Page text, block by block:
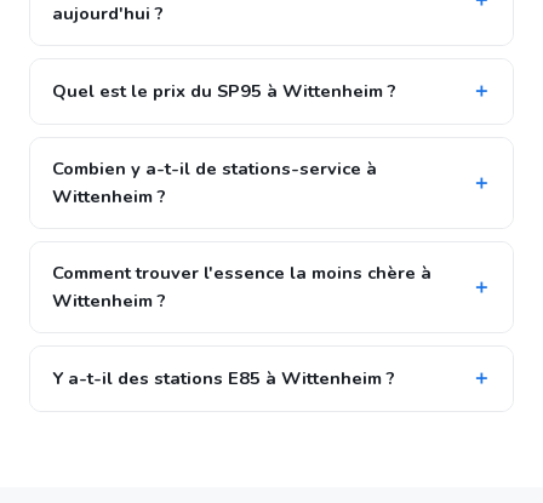
aujourd'hui ?
Quel est le prix du SP95 à Wittenheim ?
Combien y a-t-il de stations-service à
Wittenheim ?
Comment trouver l'essence la moins chère à
Wittenheim ?
Y a-t-il des stations E85 à Wittenheim ?